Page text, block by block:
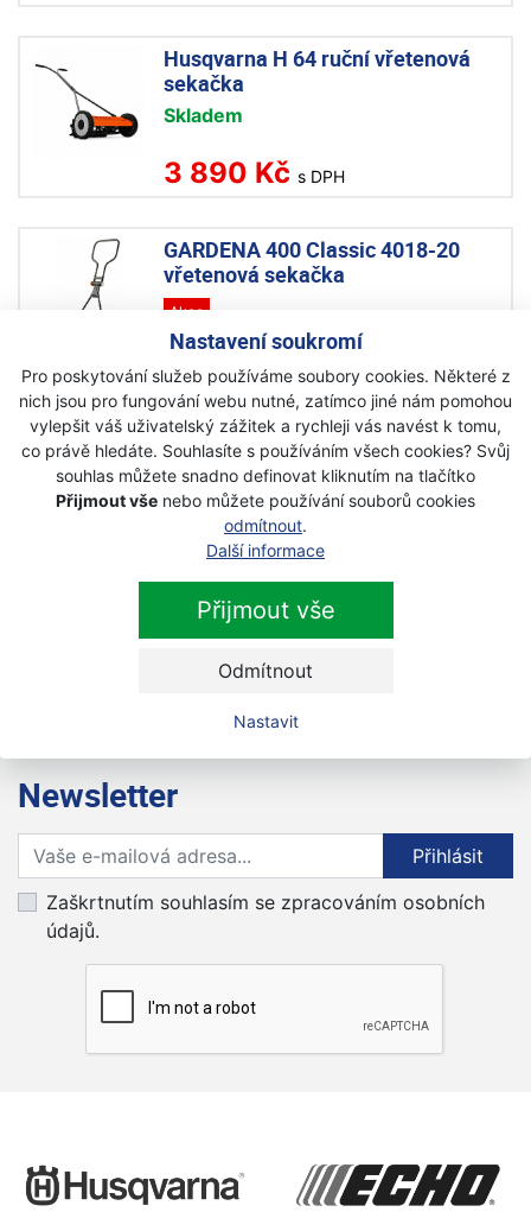
Nastavení soukromí
Pro poskytování služeb používáme soubory cookies. Některé z
nich jsou pro fungování webu nutné, zatímco jiné nám pomohou
vylepšit váš uživatelský zážitek a rychleji vás navést k tomu,
co právě hledáte. Souhlasíte s používáním všech cookies? Svůj
souhlas můžete snadno definovat kliknutím na tlačítko
Přijmout vše nebo můžete používání souborů cookies
odmítnout.
Další informace
Přijmout vše
Odmítnout
Nastavit
Husqvarna H 64 ruční vřetenová
sekačka
Skladem
3 890 Kč s DPH
GARDENA 400 Classic 4018-20
vřetenová sekačka
Akce
Na objednávku
3 190 Kč
3 029 Kč s DPH
GARDENA 400 C Comfort 4022-20
vřetenová sekačka
Na objednávku
4 420 Kč
4 199 Kč s DPH
Newsletter
Přihlaste se k odběru novinek
Přihlásit
Zaškrtnutím souhlasím se zpracováním osobních
údajů.